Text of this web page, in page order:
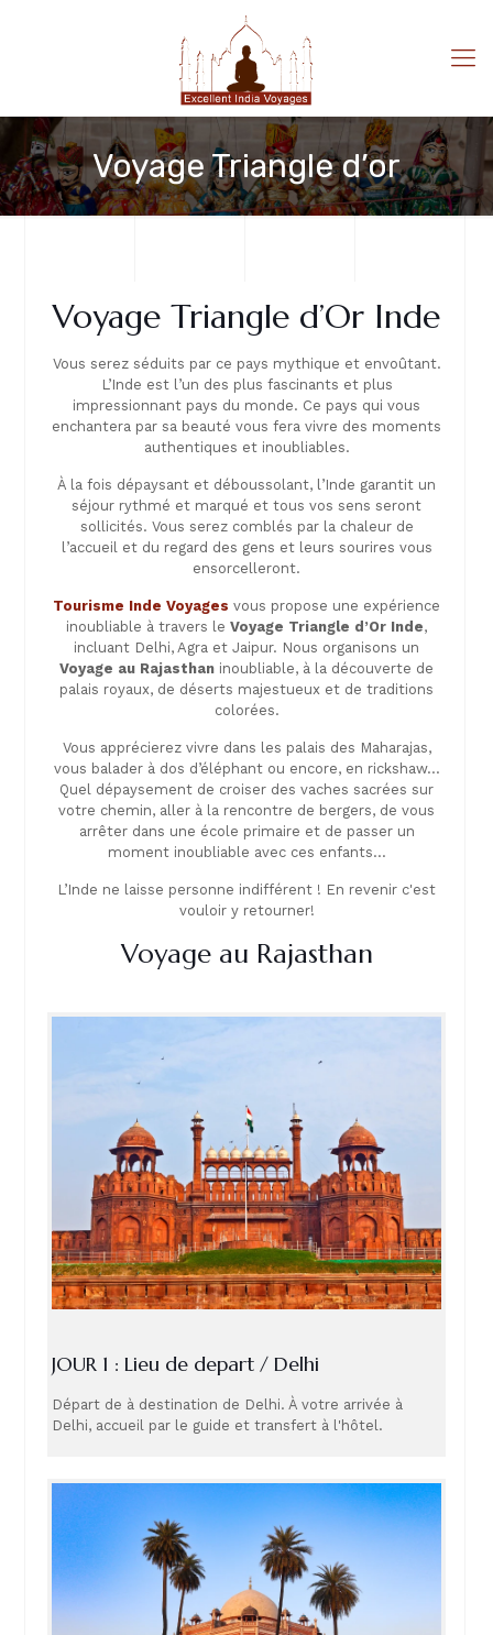
Voyage Triangle d’or
Voyage Triangle d’Or Inde
Vous serez séduits par ce pays mythique et envoûtant.
L’Inde est l’un des plus fascinants et plus
impressionnant pays du monde. Ce pays qui vous
enchantera par sa beauté vous fera vivre des moments
authentiques et inoubliables.
À la fois dépaysant et déboussolant, l’Inde garantit un
séjour rythmé et marqué et tous vos sens seront
sollicités. Vous serez comblés par la chaleur de
l’accueil et du regard des gens et leurs sourires vous
ensorcelleront.
Tourisme Inde Voyages vous propose une expérience
inoubliable à travers le Voyage Triangle d’Or Inde,
incluant Delhi, Agra et Jaipur. Nous organisons un
Voyage au Rajasthan inoubliable, à la découverte de
palais royaux, de déserts majestueux et de traditions
colorées.
Vous apprécierez vivre dans les palais des Maharajas,
vous balader à dos d’éléphant ou encore, en rickshaw…
Quel dépaysement de croiser des vaches sacrées sur
votre chemin, aller à la rencontre de bergers, de vous
arrêter dans une école primaire et de passer un
moment inoubliable avec ces enfants…
L’Inde ne laisse personne indifférent ! En revenir c'est
vouloir y retourner!
Voyage au Rajasthan
JOUR 1 : Lieu de depart / Delhi
Départ de à destination de Delhi. À votre arrivée à
Delhi, accueil par le guide et transfert à l'hôtel.